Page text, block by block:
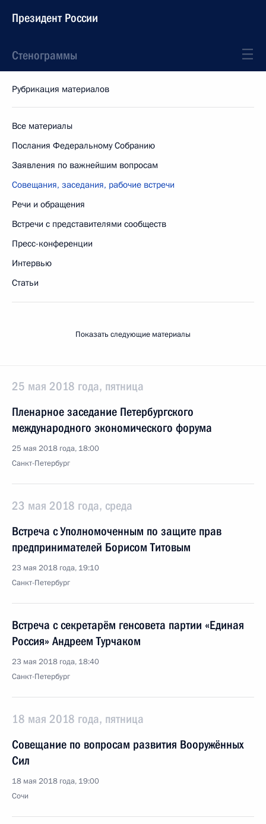
Президент России
Стенограммы
Рубрикация материалов
Все материалы
Послания Федеральному Собранию
Заявления по важнейшим вопросам
Совещания, заседания, рабочие встречи
Речи и обращения
Встречи с представителями сообществ
Пресс-конференции
Интервью
Статьи
Показать следующие материалы
25 мая 2018 года, пятница
Пленарное заседание Петербургского
международного экономического форума
25 мая 2018 года, 18:00
Санкт-Петербург
23 мая 2018 года, среда
Встреча с Уполномоченным по защите прав
предпринимателей Борисом Титовым
23 мая 2018 года, 19:10
Санкт-Петербург
Встреча с секретарём генсовета партии «Единая
Россия» Андреем Турчаком
23 мая 2018 года, 18:40
Санкт-Петербург
18 мая 2018 года, пятница
Совещание по вопросам развития Вооружённых
Сил
18 мая 2018 года, 19:00
Сочи